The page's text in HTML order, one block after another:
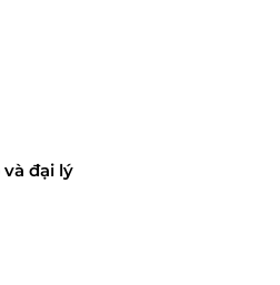
đại lý